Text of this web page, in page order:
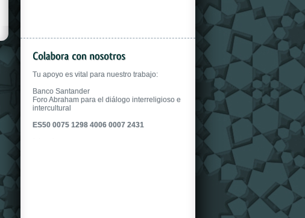
Tu apoyo es vital para nuestro trabajo:
Banco Santander
Foro Abraham para el diálogo interreligioso e
intercultural
ES50 0075 1298 4006 0007 2431